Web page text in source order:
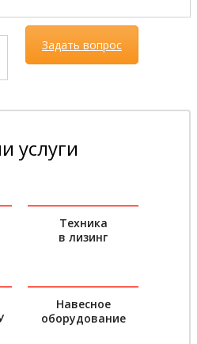
Задать вопрос
услуги
Техника
в лизинг
Навесное
оборудование